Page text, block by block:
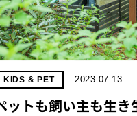
KIDS & PET 2023.07.13
ットも飼い主も生き